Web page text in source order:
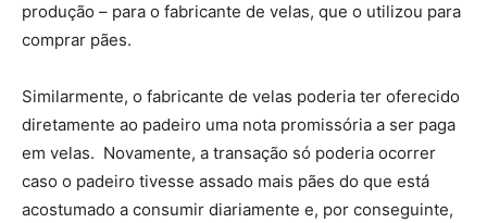
produção – para o fabricante de velas, que o utilizou para
comprar pães.
Similarmente, o fabricante de velas poderia ter oferecido
diretamente ao padeiro uma nota promissória a ser paga
em velas. Novamente, a transação só poderia ocorrer
caso o padeiro tivesse assado mais pães do que está
acostumado a consumir diariamente e, por conseguinte,